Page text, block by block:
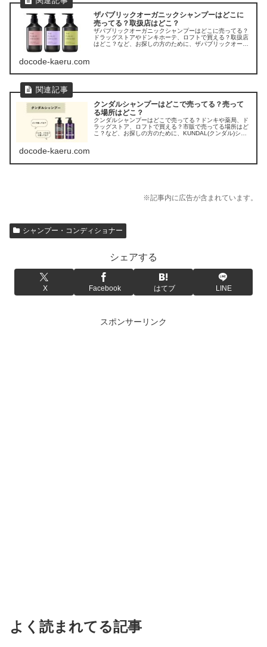
ザパブリックオーガニックシャンプーはどこに
売ってる？取扱店はどこ？
ザパブリックオーガニックシャンプーはどこに売ってる？
ドラッグストアやドンキホーテ、ロフトで買える？取扱店
はどこ？など、お探しの方のために、ザパブリックオーガ
docode-kaeru.com
クンダルシャンプーはどこで売ってる？売って
る場所はどこ？
クンダルシャンプーはどこで売ってる？ドンキや薬局、ド
ラッグストア、ロフトで買える？市販で売ってる場所はど
こ？など、お探しの方のために、KUNDAL(クンダル)シャ
docode-kaeru.com
※記事内に広告が含まれています。
シャンプー・コンディショナー
シェアする
X Facebook はてブ LINE
スポンサーリンク
よく読まれてる記事